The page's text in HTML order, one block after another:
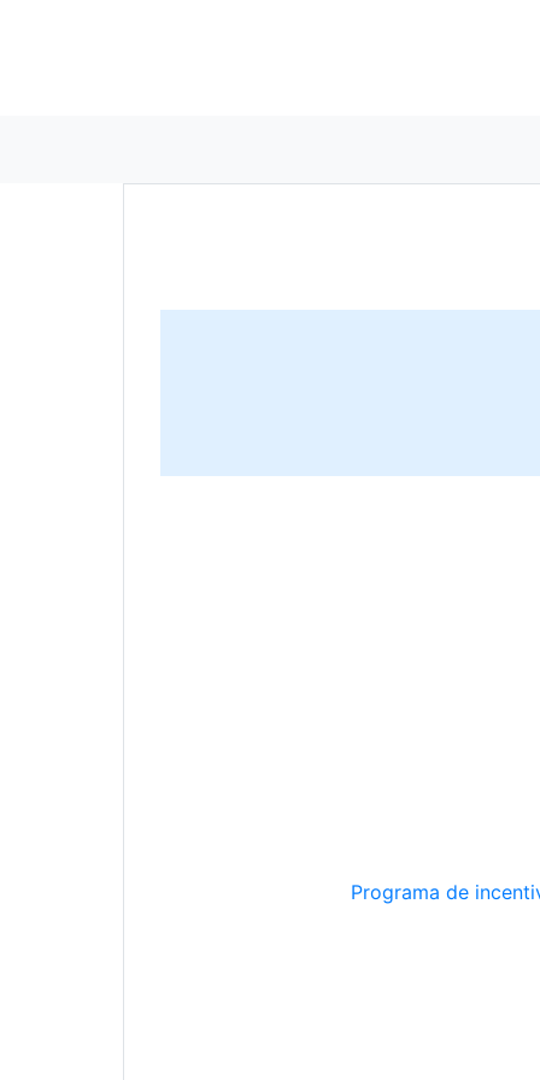
Programa de